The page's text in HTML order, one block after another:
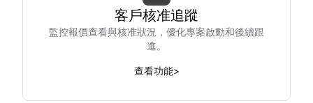
客戶核准追蹤
監控報價查看與核准狀況，優化專案啟動和後續跟
進。
查看功能>